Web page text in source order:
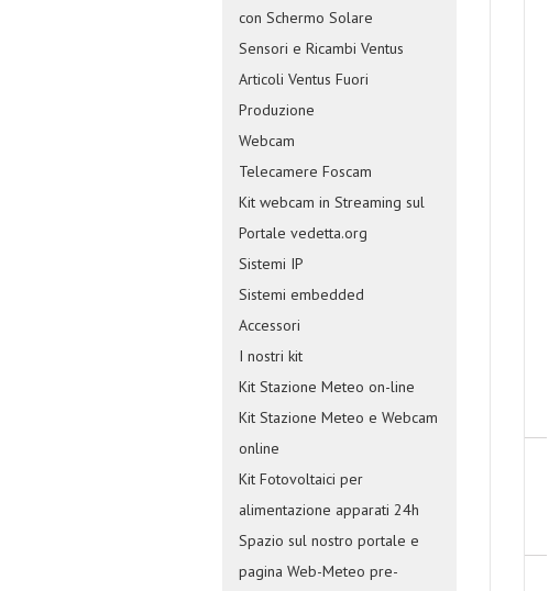
con Schermo Solare
Sensori e Ricambi Ventus
Articoli Ventus Fuori
Produzione
Webcam
Telecamere Foscam
Kit webcam in Streaming sul
Portale vedetta.org
Sistemi IP
Sistemi embedded
Accessori
I nostri kit
Kit Stazione Meteo on-line
Kit Stazione Meteo e Webcam
online
Kit Fotovoltaici per
alimentazione apparati 24h
Spazio sul nostro portale e
pagina Web-Meteo pre-